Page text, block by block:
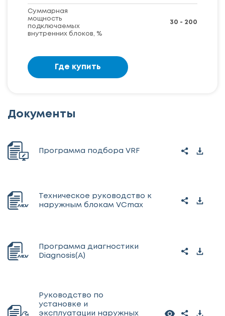
Суммарная
мощность
подключаемых
внутренних блоков, %
30 - 200
Где купить
Документы
Программа подбора VRF
Техническое руководство к
наружным блокам VCmax
Программа диагностики
Diagnosis(A)
Руководство по
установке и
эксплуатации наружных